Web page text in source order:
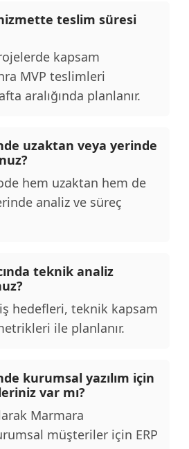
teslim süresi
kapsam
MVP teslimleri
aralığında planlanır.
uzaktan veya yerinde
hem uzaktan hem de
analiz ve süreç
teknik analiz
hedefleri, teknik kapsam
ile planlanır.
kurumsal yazılım için
var mı?
Marmara
müşteriler için ERP